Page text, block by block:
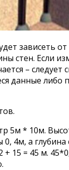
зависеть от
стен. Если
– следует
данные либо
5м * 10м.
4м, а глубина
+ 15 = 45 м.